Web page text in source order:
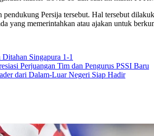
Persija tersebut. Hal tersebut
yang memerintahkan atau ajakan untuk
Singapura 1-1
Perjuangan Tim dan Pengurus PSSI Baru
dari Dalam-Luar Negeri Siap Hadir